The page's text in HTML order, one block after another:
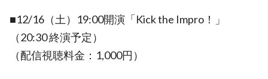
■12/16（土）19:00開演「Kick the Impro！」
（20:30 終演予定）
（配信視聴料金：1,000円）